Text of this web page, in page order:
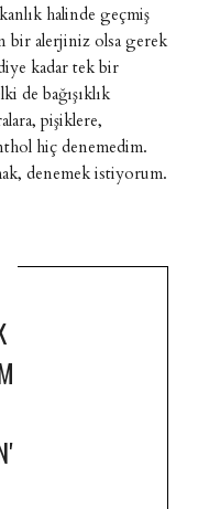
halinde geçmiş
bir alerjiniz olsa gerek
kadar tek bir
de bağışıklık
pişiklere,
hiç denemedim.
denemek istiyorum.